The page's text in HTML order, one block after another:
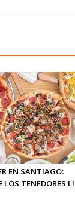
EN SANTIAGO:
LOS TENEDORES